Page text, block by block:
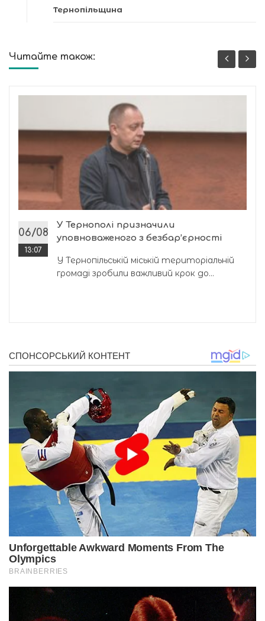
Тернопільщина
Читайте також:
06/08
13:07
У Тернополі призначили
уповноваженого з безбар’єрності
У Тернопільській міській територіальній
громаді зробили важливий крок до...